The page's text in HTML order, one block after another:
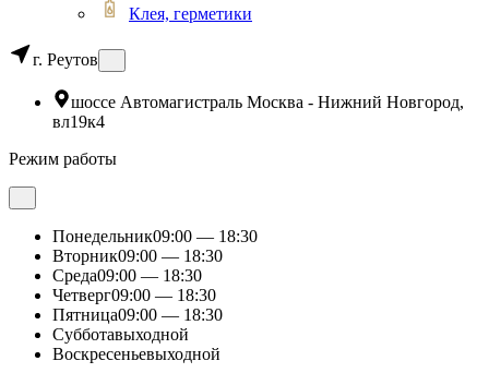
Клея, герметики
г. Реутов
шоссе Автомагистраль Москва - Нижний Новгород,
вл19к4
Режим работы
Понедельник09:00 — 18:30
Вторник09:00 — 18:30
Среда09:00 — 18:30
Четверг09:00 — 18:30
Пятница09:00 — 18:30
Субботавыходной
Воскресеньевыходной